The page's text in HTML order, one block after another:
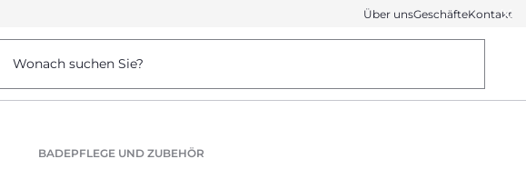
Über unsGeschäfteKontakt
Wonach suchen Sie?
BADEPFLEGE UND ZUBEHÖR